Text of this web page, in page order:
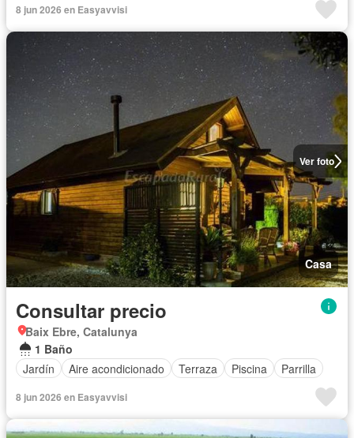
8 jun 2026 en Easyavvisi
Ver foto
Casa
Consultar precio
Baix Ebre, Catalunya
1 Baño
Jardín
Aire acondicionado Terraza Piscina Parrilla
8 jun 2026 en Easyavvisi